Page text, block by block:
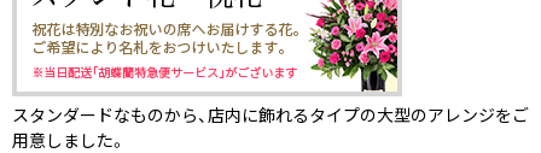
スタンダードなものから、店内に飾れるタイプの大型のアレンジをご
用意しました。